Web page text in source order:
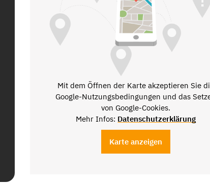
Mit dem Öffnen der Karte akzeptieren Sie
Google-Nutzungsbedingungen und das
von Google-Cookies.
Mehr Infos: Datenschutzerklärung
Karte anzeigen